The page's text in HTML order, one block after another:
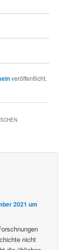
veröffentlicht.
2021 um
nicht